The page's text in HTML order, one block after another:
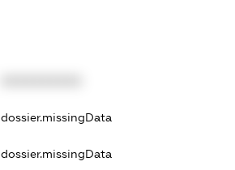
dossier.missingData
dossier.missingData